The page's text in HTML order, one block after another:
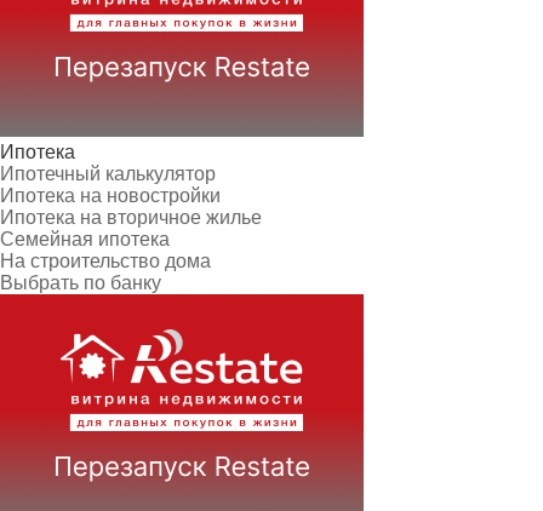
Ипотека
Ипотечный калькулятор
Ипотека на новостройки
Ипотека на вторичное жилье
Семейная ипотека
На строительство дома
Выбрать по банку